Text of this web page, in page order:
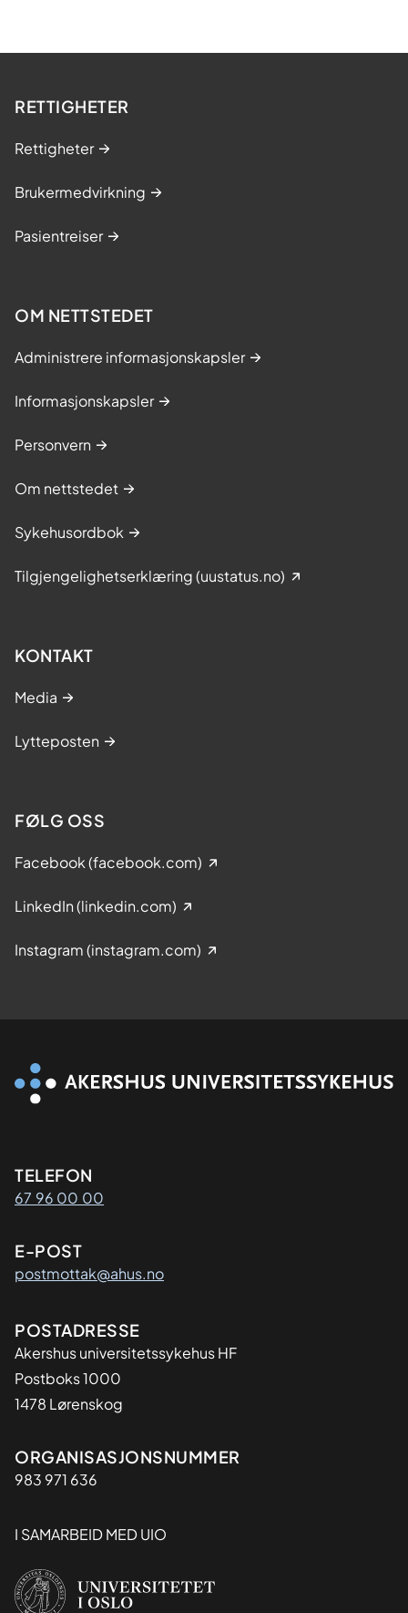
RETTIGHETER
Rettigheter
Brukermedvirkning
Pasientreiser
OM NETTSTEDET
Administrere informasjonskapsler
Informasjonskapsler
Personvern
Om nettstedet
Sykehusordbok
Tilgjengelighetserklæring (uustatus.no)
KONTAKT
Media
Lytteposten
FØLG OSS
Facebook (facebook.com)
LinkedIn (linkedin.com)
Instagram (instagram.com)
Kontaktinformasjon
TELEFON
67 96 00 00
E-POST
postmottak@ahus.no
Adresse
POSTADRESSE
Akershus universitetssykehus HF
Postboks 1000
1478 Lørenskog
Organisasjon
ORGANISASJONSNUMMER
983 971 636
I SAMARBEID MED UIO